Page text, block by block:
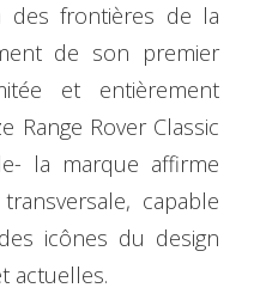
des frontières de la
de son premier
et entièrement
Range Rover Classic
la marque affirme
capable
icônes du design
actuelles.